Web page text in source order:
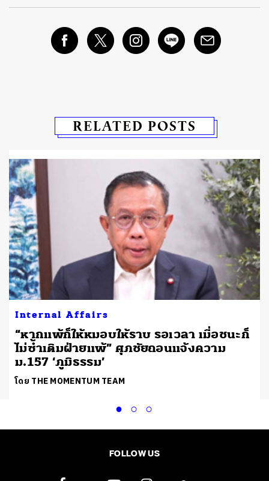
RELATED POSTS
Internal Affairs
“หากแพ้ก็ให้หมอบให้ราบ รอเวลา เมื่อชนะก็
ไม่ซ้ำเติมฝ่ายแพ้” ศุภชัยถอนแจ้งความ
ม.157 ‘ภูมิธรรม’
โดย THE MOMENTUM TEAM
FOLLOW US